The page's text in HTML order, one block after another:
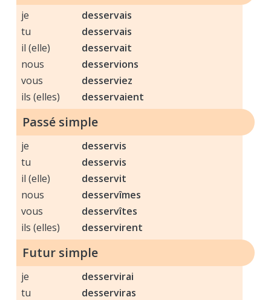
je
desservais
tu
desservais
il (elle)
desservait
nous
desservions
vous
desserviez
ils (elles)
desservaient
Passé simple
je
desservis
tu
desservis
il (elle)
desservit
nous
desservîmes
vous
desservîtes
ils (elles)
desservirent
Futur simple
je
desservirai
tu
desserviras